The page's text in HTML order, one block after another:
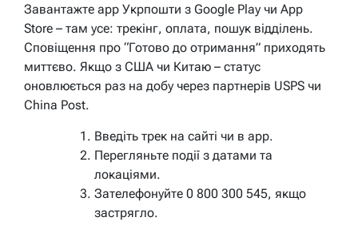
Завантажте app Укрпошти з Google Play чи App
Store – там усе: трекінг, оплата, пошук відділень.
Сповіщення про “Готово до отримання” приходять
миттєво. Якщо з США чи Китаю – статус
оновлюється раз на добу через партнерів USPS чи
China Post.
Введіть трек на сайті чи в app.
Перегляньте події з датами та
локаціями.
Зателефонуйте 0 800 300 545, якщо
застрягло.